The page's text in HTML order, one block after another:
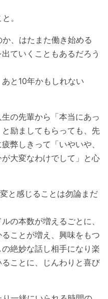
。
、はたまた働き始める
ていくこともあるだろう
と10年かもしれない
の先輩から「本当にあっ
励ましてもらっても、先
弊しきって「いやいや、
大変なわけでして」と心
と感じることは勿論まだ
の本数が増えるごとに、
ことが増え、興味をもつ
絶妙な話し相手になり楽
ことに、じんわりと喜び